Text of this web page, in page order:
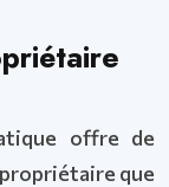
offre de
que